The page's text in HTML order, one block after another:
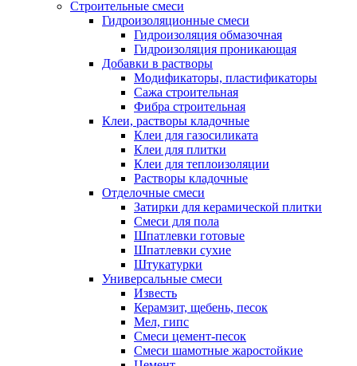
Строительные смеси
Гидроизоляционные смеси
Гидроизоляция обмазочная
Гидроизоляция проникающая
Добавки в растворы
Модификаторы, пластификаторы
Сажа строительная
Фибра строительная
Клеи, растворы кладочные
Клеи для газосиликата
Клеи для плитки
Клеи для теплоизоляции
Растворы кладочные
Отделочные смеси
Затирки для керамической плитки
Смеси для пола
Шпатлевки готовые
Шпатлевки сухие
Штукатурки
Универсальные смеси
Известь
Керамзит, щебень, песок
Мел, гипс
Смеси цемент-песок
Смеси шамотные жаростойкие